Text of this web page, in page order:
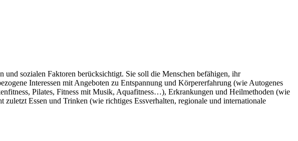
sozialen Faktoren berücksichtigt. Sie soll die Menschen befähigen, ihr
Interessen mit Angeboten zu Entspannung und Körpererfahrung (wie Autogenes
Pilates, Fitness mit Musik, Aquafitness…), Erkrankungen und Heilmethoden (wie
Essen und Trinken (wie richtiges Essverhalten, regionale und internationale